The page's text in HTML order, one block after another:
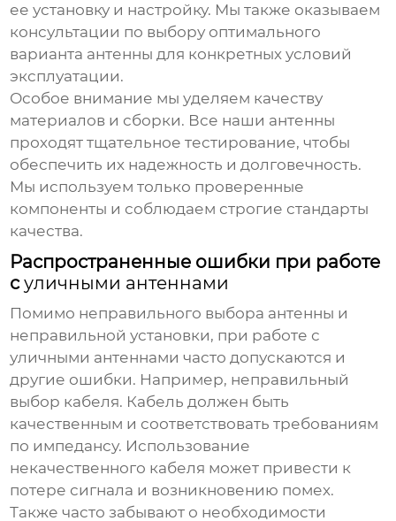
ее установку и настройку. Мы также оказываем
консультации по выбору оптимального
варианта антенны для конкретных условий
эксплуатации.
Особое внимание мы уделяем качеству
материалов и сборки. Все наши антенны
проходят тщательное тестирование, чтобы
обеспечить их надежность и долговечность.
Мы используем только проверенные
компоненты и соблюдаем строгие стандарты
качества.
Распространенные ошибки при работе
суличными антеннами
Помимо неправильного выбора антенны и
неправильной установки, при работе с
уличными антеннами часто допускаются и
другие ошибки. Например, неправильный
выбор кабеля. Кабель должен быть
качественным и соответствовать требованиям
по импедансу. Использование
некачественного кабеля может привести к
потере сигнала и возникновению помех.
Также часто забывают о необходимости